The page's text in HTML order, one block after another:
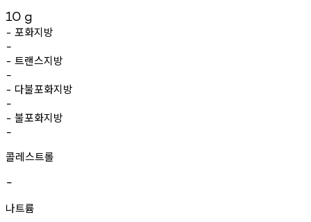
10 g
- 포화지방
-
- 트랜스지방
-
- 다불포화지방
-
- 불포화지방
-
콜레스트롤
-
나트륨